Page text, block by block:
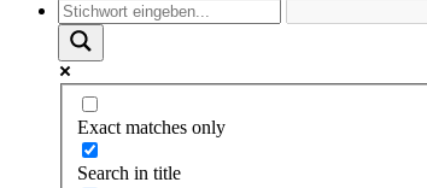
Exact matches only
Search in title